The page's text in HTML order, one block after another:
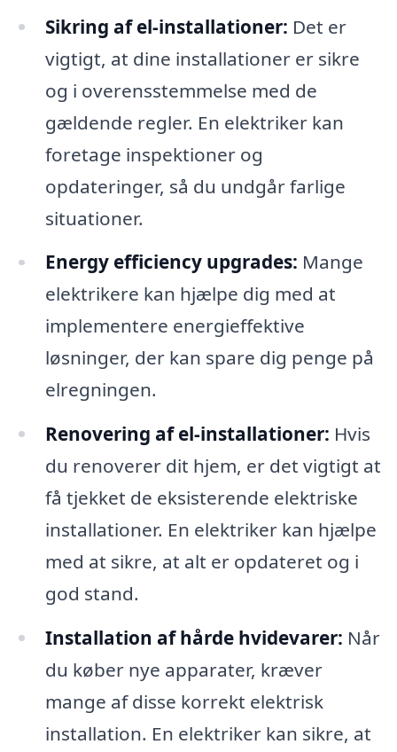
Sikring af el-installationer: Det er
vigtigt, at dine installationer er sikre
og i overensstemmelse med de
gældende regler. En elektriker kan
foretage inspektioner og
opdateringer, så du undgår farlige
situationer.
Energy efficiency upgrades: Mange
elektrikere kan hjælpe dig med at
implementere energieffektive
løsninger, der kan spare dig penge på
elregningen.
Renovering af el-installationer: Hvis
du renoverer dit hjem, er det vigtigt at
få tjekket de eksisterende elektriske
installationer. En elektriker kan hjælpe
med at sikre, at alt er opdateret og i
god stand.
Installation af hårde hvidevarer: Når
du køber nye apparater, kræver
mange af disse korrekt elektrisk
installation. En elektriker kan sikre, at